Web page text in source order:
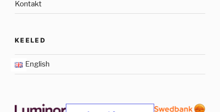
Kontakt
KEELED
English